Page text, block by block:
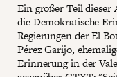
Ein großer Teil dieser
die Demokratische
Regierungen der El
Pérez Garijo,
Erinnerung in der